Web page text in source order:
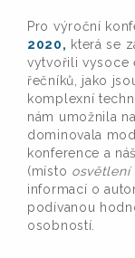
Pro výroční
2020, která se
vytvořili vysoce
řečníků, jako
komplexní
nám umožnila
dominovala
konference a
(místo osvětlení
informací o
podívanou
osobností.